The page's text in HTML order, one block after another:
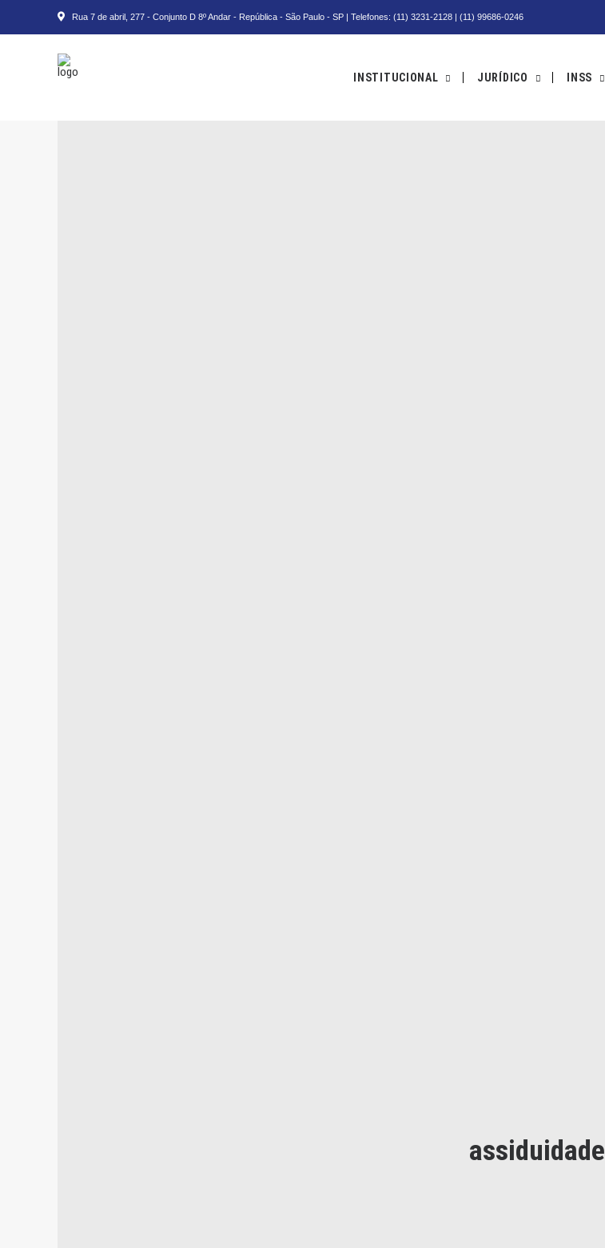
Rua 7 de abril, 277 - Conjunto D 8º Andar - República - São Paulo - SP | Telefones: (11) 3231-2128 | (11) 99686-0246
INSTITUCIONAL JURÍDICO INSS
assiduidade